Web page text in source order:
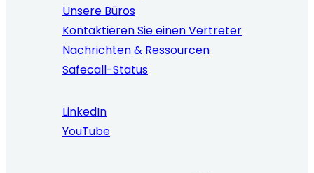
Unsere Büros
Kontaktieren Sie einen Vertreter
Nachrichten & Ressourcen
Safecall-Status
LinkedIn
YouTube